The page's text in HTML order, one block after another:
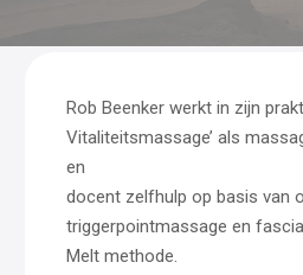
Rob Beenker werkt in zijn
Vitaliteitsmassage’ als
en
docent zelfhulp op basis van
triggerpointmassage en
Melt methode.